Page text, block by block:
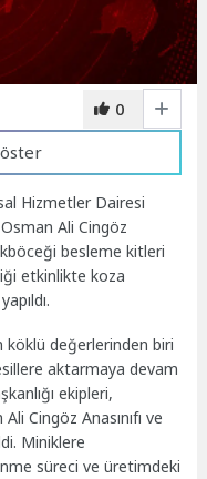
0
Hizmetler Dairesi
Ali Cingöz
besleme kitleri
etkinlikte koza
köklü değerlerinden biri
aktarmaya devam
ekipleri,
Cingöz Anasınıfı ve
Miniklere
süreci ve üretimdeki